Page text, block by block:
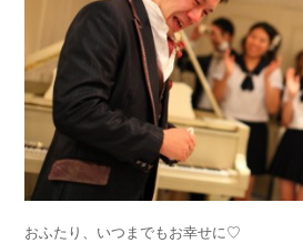
おふたり、いつまでもお幸せに♡